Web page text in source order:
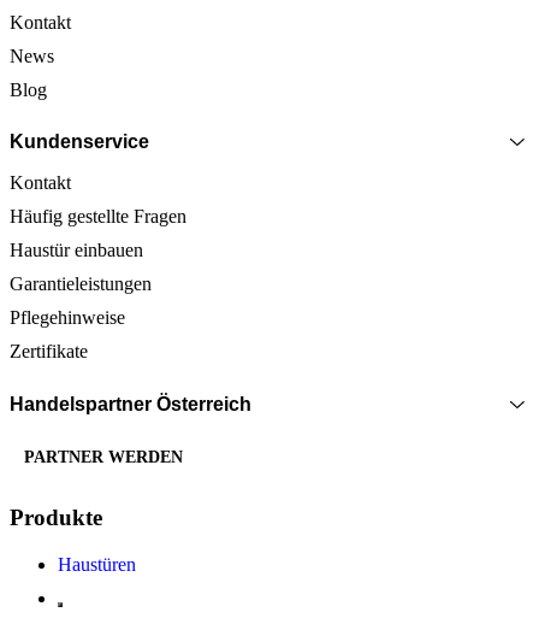
Kontakt
News
Blog
Kundenservice
Kontakt
Häufig gestellte Fragen
Haustür einbauen
Garantieleistungen
Pflegehinweise
Zertifikate
Handelspartner Österreich
PARTNER WERDEN
Produkte
Haustüren